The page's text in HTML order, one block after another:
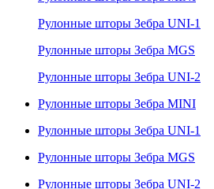
Рулонные шторы Зебра UNI-1
Рулонные шторы Зебра MGS
Рулонные шторы Зебра UNI-2
Рулонные шторы Зебра MINI
Рулонные шторы Зебра UNI-1
Рулонные шторы Зебра MGS
Рулонные шторы Зебра UNI-2